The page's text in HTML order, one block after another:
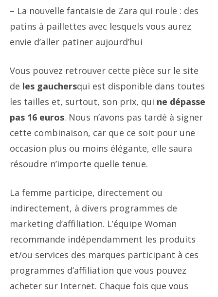
– La nouvelle fantaisie de Zara qui roule : des
patins à paillettes avec lesquels vous aurez
envie d’aller patiner aujourd’hui
Vous pouvez retrouver cette pièce sur le site
de les gauchersqui est disponible dans toutes
les tailles et, surtout, son prix, qui ne dépasse
pas 16 euros. Nous n’avons pas tardé à signer
cette combinaison, car que ce soit pour une
occasion plus ou moins élégante, elle saura
résoudre n’importe quelle tenue.
La femme participe, directement ou
indirectement, à divers programmes de
marketing d’affiliation. L’équipe Woman
recommande indépendamment les produits
et/ou services des marques participant à ces
programmes d’affiliation que vous pouvez
acheter sur Internet. Chaque fois que vous